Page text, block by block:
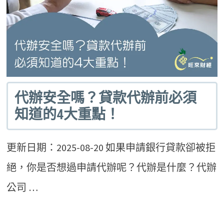
代辦安全嗎？貸款代辦前必須
知道的4大重點！
更新日期：2025-08-20 如果申請銀行貸款卻被拒
絕，你是否想過申請代辦呢？代辦是什麼？代辦
公司 …